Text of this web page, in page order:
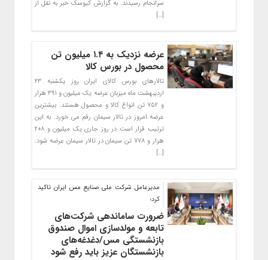
سرانجام رسیدند. به گزارش کیوسک خبر به نقل از
[…]
عرضه نزدیک به ۱.۴ میلیون تن
محصول در بورس کالا
تالارهای بورس کالای ایران روز یکشنبه ۲۳
اردیبهشت ماه میزبان عرضه یک میلیون و ۳۹۱ هزار
و ۷۵۲ تن انواع کالا و محصول هستند. بیشترین
عرضه امروز در تالار سیمان رقم می خورد. به این
ترتیب قرار است در روز جاری یک میلیون و ۲۰۸
هزار و ۷۷۸ تن سیمان در تالار سیمان عرضه شود.
[…]
مدیرعامل شرکت ملی صنایع مس ایران تاکید
کرد؛
ضرورت ساماندهی شرکت‌های
تابعه و مولدسازی اموال صندوق
بازنشستگی مس/دغدغه‌های‌
بازنشستگان عزیز باید رفع شود